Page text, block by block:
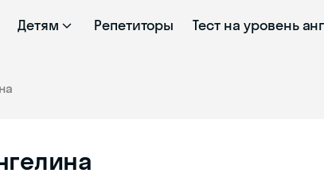
Детям Репетиторы Тест на уровень